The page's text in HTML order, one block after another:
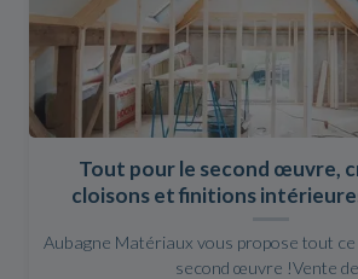
Tout pour le second œuvre,
cloisons et finitions
Aubagne Matériaux vous propose tout
second œuvre !Vente de .